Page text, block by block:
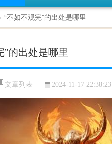
> “不如不观完”的出处是哪里
”的出处是哪里
文章列表 2024-11-17 22:38:23